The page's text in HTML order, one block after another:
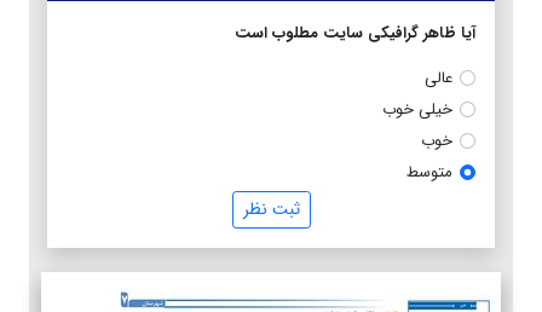
آیا ظاهر گرافیکی سایت مطلوب است
عالی
خیلی خوب
خوب
متوسط
ثبت نظر